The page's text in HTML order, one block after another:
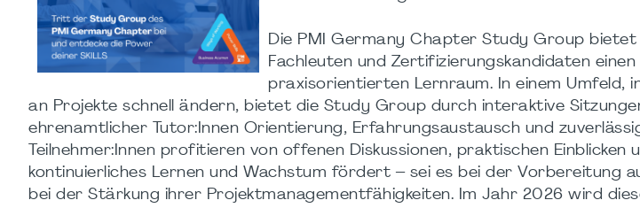
Die PMI Germany Chapter Study Group
Fachleuten und Zertifizierungskandidaten
praxisorientierten Lernraum. In einem Umfeld,
an Projekte schnell ändern, bietet die Study Group durch interaktive
ehrenamtlicher Tutor:Innen Orientierung, Erfahrungsaustausch und
Teilnehmer:Innen profitieren von offenen Diskussionen, praktischen Einblicken
kontinuierliches Lernen und Wachstum fördert – sei es bei der Vorbereitung
bei der Stärkung ihrer Projektmanagementfähigkeiten. Im Jahr 2026 wird